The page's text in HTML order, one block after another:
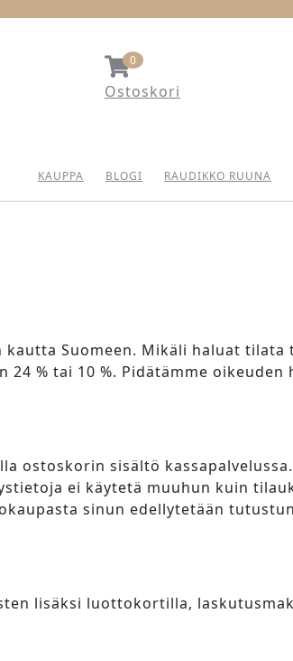
Ostoskori
0
KAUPPA BLOGI RAUDIKKO RUUNA
kautta Suomeen. Mikäli haluat
% tai 10 %. Pidätämme oikeuden
ostoskorin sisältö
ei käytetä muuhun kuin
sinun edellytetään
lisäksi luottokortilla,